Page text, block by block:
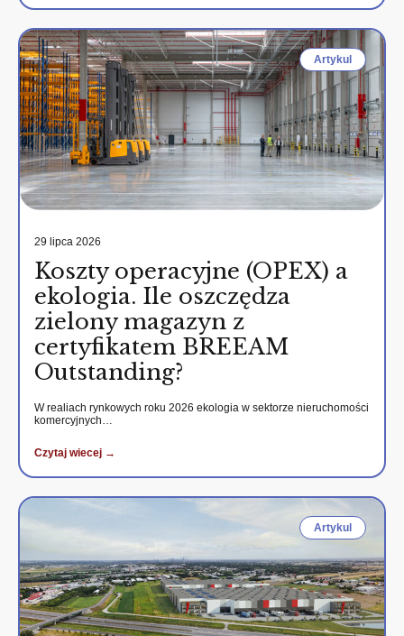
Artykul
29 lipca 2026
Koszty operacyjne (OPEX) a
ekologia. Ile oszczędza
zielony magazyn z
certyfikatem BREEAM
Outstanding?
W realiach rynkowych roku 2026 ekologia w sektorze nieruchomości
komercyjnych…
Czytaj wiecej →
Artykul